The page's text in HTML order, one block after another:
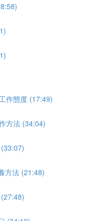
作態度 (17:49)
方法 (34:04)
方法 (21:48)